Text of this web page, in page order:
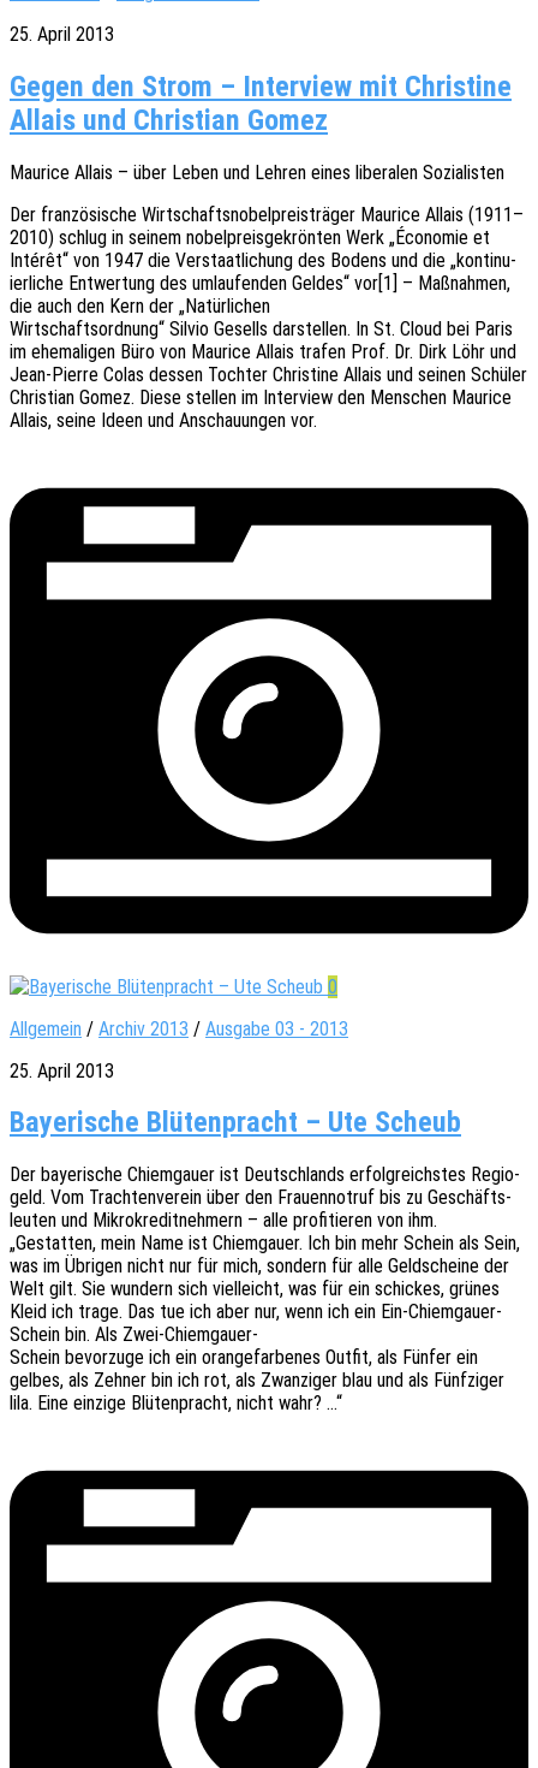
25. April 2013
Gegen den Strom – Interview mit Christine
Allais und Christian Gomez
Maurice Allais – über Leben und Lehren eines libe­ra­len Sozialisten
Der fran­zö­si­sche Wirt­schafts­no­bel­preis­trä­ger Maurice Allais (1911–
2010) schlug in seinem nobel­preis­ge­krön­ten Werk „Écono­mie et
Inté­rêt“ von 1947 die Verstaat­li­chung des Bodens und die „konti­nu­
ier­li­che Entwer­tung des umlau­fen­den Geldes“ vor[1] – Maßnah­men,
die auch den Kern der „Natür­li­chen
Wirt­schafts­ord­nung“ Silvio Gesells darstel­len. In St. Cloud bei Paris
im ehema­li­gen Büro von Maurice Allais trafen Prof. Dr. Dirk Löhr und
Jean-Pierre Colas dessen Toch­ter Chris­ti­ne Allais und seinen Schü­ler
Chris­ti­an Gomez. Diese stel­len im Inter­view den Menschen Maurice
Allais, seine Ideen und Anschau­un­gen vor.
0
Allgemein / Archiv 2013 / Ausgabe 03 - 2013
25. April 2013
Bayerische Blütenpracht – Ute Scheub
Der baye­ri­sche Chiem­gau­er ist Deutsch­lands erfolg­reichs­tes Regio­
geld. Vom Trach­ten­ver­ein über den Frau­en­not­ruf bis zu Geschäfts­
leu­ten und Mikro­kre­dit­neh­mern – alle profi­tie­ren von ihm.
„Gestat­ten, mein Name ist Chiem­gau­er. Ich bin mehr Schein als Sein,
was im Übri­gen nicht nur für mich, sondern für alle Geld­schei­ne der
Welt gilt. Sie wundern sich viel­leicht, was für ein schi­ckes, grünes
Kleid ich trage. Das tue ich aber nur, wenn ich ein Ein-Chiem­gau­er-
Schein bin. Als Zwei-Chiemgauer-
Schein bevor­zu­ge ich ein oran­ge­far­be­nes Outfit, als Fünfer ein
gelbes, als Zehner bin ich rot, als Zwan­zi­ger blau und als Fünf­zi­ger
lila. Eine einzi­ge Blüten­pracht, nicht wahr? …“